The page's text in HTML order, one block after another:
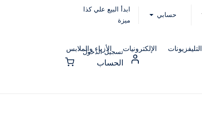
حسابي
ابدأ البيع علي كذا
ميزة
التليفزيونات الإلكترونيات الأزياء والملابس
تسجيل الدخول
الحساب